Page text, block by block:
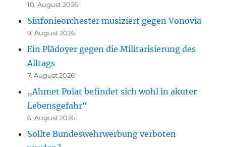
10. August 2026
Sinfonieorchester musiziert gegen Vonovia
9. August 2026
Ein Plädoyer gegen die Militarisierung des
Alltags
7. August 2026
„Ahmet Polat befindet sich wohl in akuter
Lebensgefahr“
6. August 2026
Sollte Bundeswehrwerbung verboten